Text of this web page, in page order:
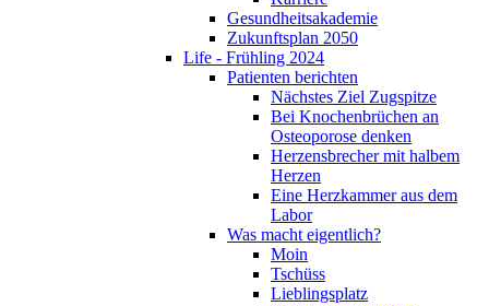
Gesundheitsakademie
Zukunftsplan 2050
Life - Frühling 2024
Patienten berichten
Nächstes Ziel Zugspitze
Bei Knochenbrüchen an
Osteoporose denken
Herzensbrecher mit halbem
Herzen
Eine Herzkammer aus dem
Labor
Was macht eigentlich?
Moin
Tschüss
Lieblingsplatz